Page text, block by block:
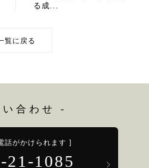
覧に戻る
る成...
合わせ -
話がかけられます ]
21-1085